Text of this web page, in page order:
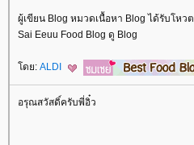
ผู้เขียน Blog หมวดเนื้อหา Blog ได้รับโหวต
Sai Eeuu Food Blog ดู Blog
ดย: ALDI
อรุณสวัสดิ์ครับพี่อิ๋ว